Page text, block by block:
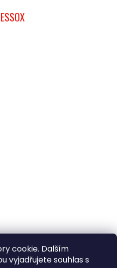
cookie. Dalším
vyjadřujete souhlas s
×
Získáte jí